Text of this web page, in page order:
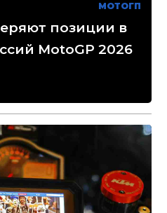
МОТОГП
позиции в
MotoGP 2026